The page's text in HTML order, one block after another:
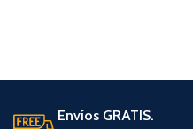
Envíos GRATIS.